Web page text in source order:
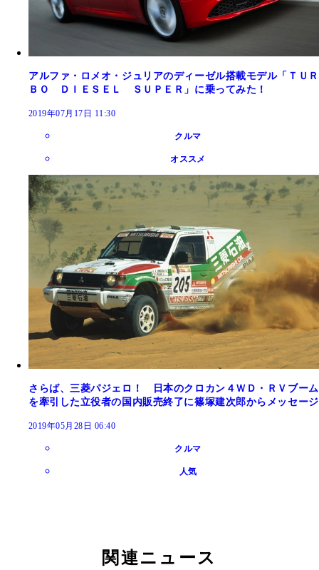
アルファ・ロメオ・ジュリアのディーゼル搭載モデル「ＴＵＲ
ＢＯ ＤＩＥＳＥＬ ＳＵＰＥＲ」に乗ってみた！
2019年07月17日 11:30
クルマ
オススメ
さらば、三菱パジェロ！ 日本のクロカン４ＷＤ・ＲＶブーム
を牽引した立役者の国内販売終了に篠塚建次郎からメッセージ
2019年05月28日 06:40
クルマ
人気
関連ニュース